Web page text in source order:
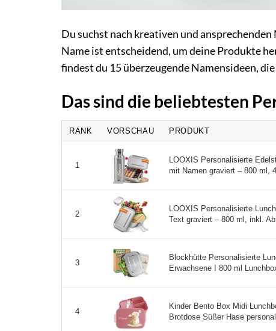
Du suchst nach kreativen und
Name ist entscheidend, um deine Produkte
findest du 15 überzeugende Namensideen,
Das sind die beliebtesten
RANK VORSCHAU PRODUKT
1
LOOXIS Personalisierte
mit Namen graviert – 800 ml,
2
LOOXIS Personalisierte
Text graviert – 800 ml, inkl.
3
Blockhütte Personalisierte
Erwachsene I 800 ml
4
Kinder Bento Box Midi
Brotdose Süßer Hase